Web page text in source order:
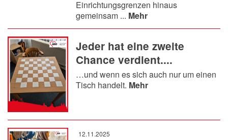
Einrichtungsgrenzen hinaus
gemeinsam ... Mehr
Jeder hat eine zweite
Chance verdient....
…und wenn es sich auch nur um einen
Tisch handelt. Mehr
12.11.2025